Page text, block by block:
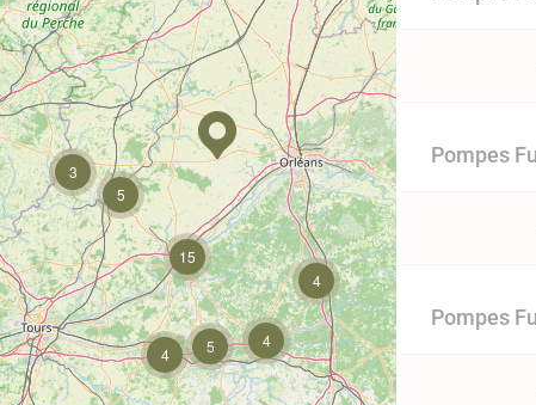
4
4
5
4
5
3
15
Pompes
Pompes